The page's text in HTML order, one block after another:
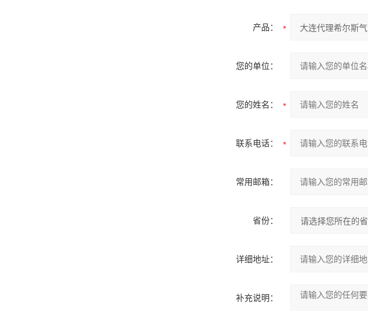
产品：
您的单位：
您的姓名：
联系电话：
常用邮箱：
省份：
详细地址：
补充说明：